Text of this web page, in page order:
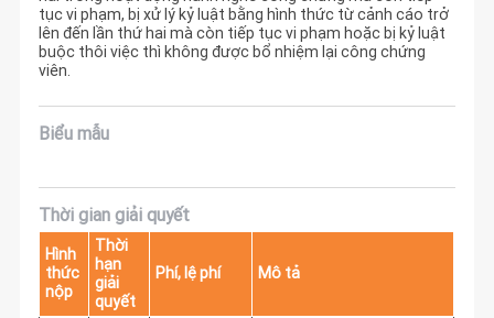
tục vi phạm, bị xử lý kỷ luật bằng hình thức từ cảnh cáo trở
lên đến lần thứ hai mà còn tiếp tục vi phạm hoặc bị kỷ luật
buộc thôi việc thì không được bổ nhiệm lại công chứng
viên.
Biểu mẫu
Thời gian giải quyết
Hình
thức
nộp
Thời
hạn
giải
quyết
Phí, lệ phí Mô tả